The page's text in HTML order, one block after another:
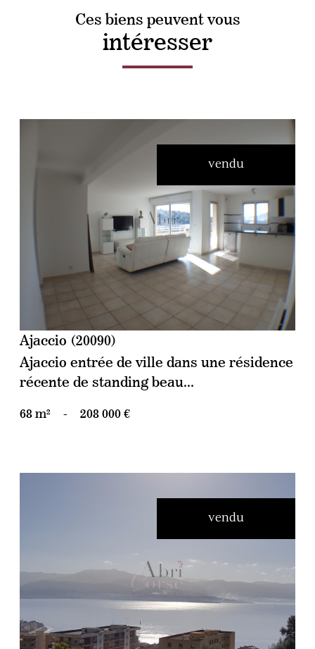
Ces biens peuvent vous
intéresser
vendu
voir le bien
Ajaccio (20090)
Ajaccio entrée de ville dans une résidence
récente de standing beau...
68 m² - 208 000 €
vendu
voir le bien